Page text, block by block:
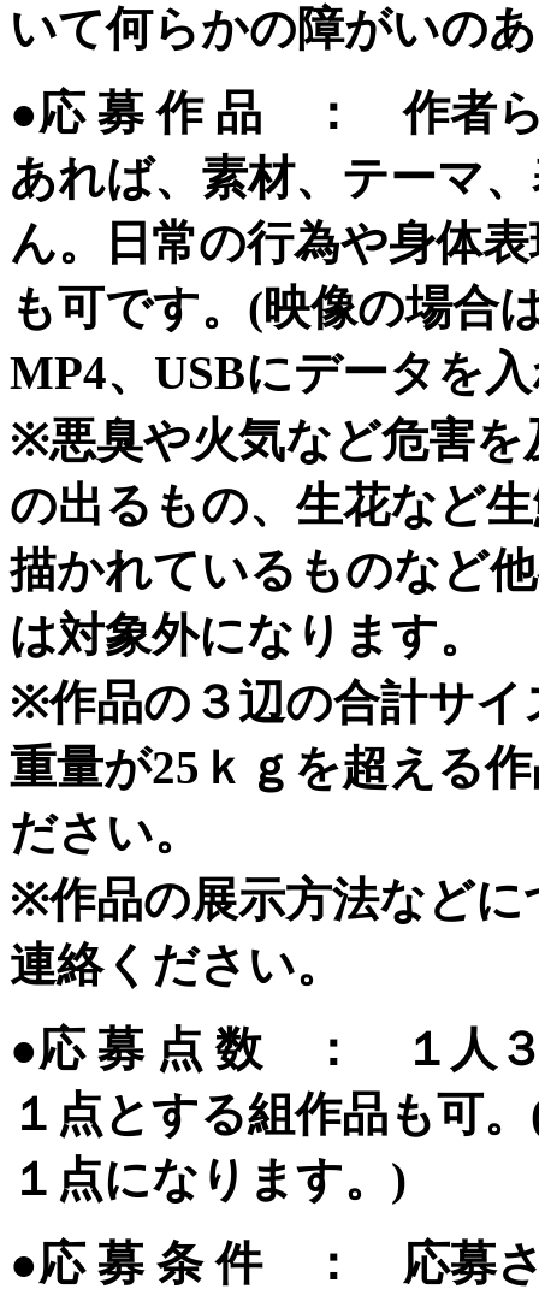
いて何らかの障がいの
●応 募 作 品 ： 作者ら
あれば、素材、テーマ
ん。日常の行為や身体
も可です。(映像の場合
MP4、USBにデータを
※悪臭や火気など危害
の出るもの、生花など
描かれているものなど
は対象外になります。
※作品の３辺の合計サイ
重量が25ｋｇを超える
ださい。
※作品の展示方法など
連絡ください。
●応 募 点 数 ： １人３
１点とする組作品も可
１点になります。)
●応 募 条 件 ： 応募さ